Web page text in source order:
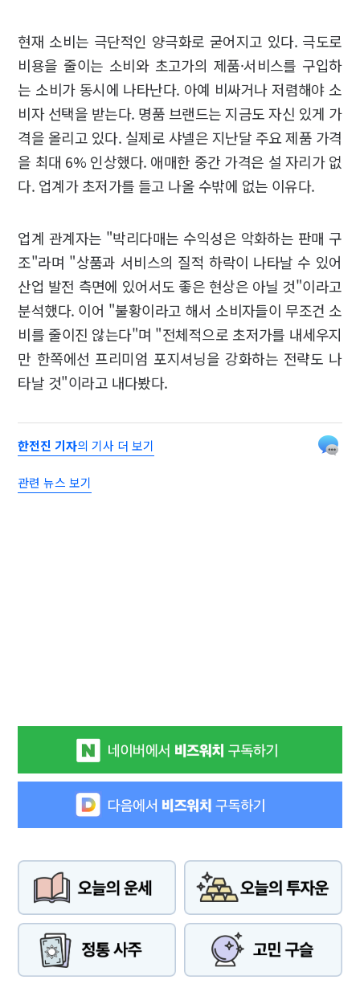
현재 소비는 극단적인 양극화로 굳어지고 있다. 극도로
비용을 줄이는 소비와 초고가의 제품·서비스를 구입하
는 소비가 동시에 나타난다. 아예 비싸거나 저렴해야 소
비자 선택을 받는다. 명품 브랜드는 지금도 자신 있게 가
격을 올리고 있다. 실제로 샤넬은 지난달 주요 제품 가격
을 최대 6% 인상했다. 애매한 중간 가격은 설 자리가 없
다. 업계가 초저가를 들고 나올 수밖에 없는 이유다.
업계 관계자는 "박리다매는 수익성은 악화하는 판매 구
조"라며 "상품과 서비스의 질적 하락이 나타날 수 있어
산업 발전 측면에 있어서도 좋은 현상은 아닐 것"이라고
분석했다. 이어 "불황이라고 해서 소비자들이 무조건 소
비를 줄이진 않는다"며 "전체적으로 초저가를 내세우지
만 한쪽에선 프리미엄 포지셔닝을 강화하는 전략도 나
타날 것"이라고 내다봤다.
한전진 기자의 기사 더 보기
관련 뉴스 보기